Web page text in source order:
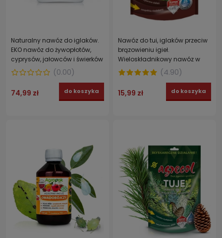
Naturalny nawóz do iglaków.
EKO nawóz do żywopłotów,
cyprysów, jałowców i świerków
BIOHUMUS EXTRA EKODARPOL 5 l
(0.00)
74,99 zł do koszyka
Nawóz do tui, iglaków przeciw
brązowieniu igieł.
Wieloskładnikowy nawóz w
proszku zapobiegający
objawom brunatnienia
iglaków AGRECOL 250 g
(4.90)
15,99 zł do koszyka